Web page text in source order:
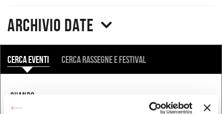
Archivio date
COSA
Cerca eventi Cerca rassegne e festival
QUANDO